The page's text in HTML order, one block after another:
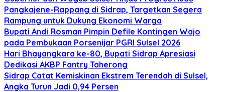
Pangkajene-Rappang di Sidrap, Targetkan Segera
Rampung untuk Dukung Ekonomi Warga
Bupati Andi Rosman Pimpin Defile Kontingen Wajo
pada Pembukaan Porsenijar PGRI Sulsel 2026
Hari Bhayangkara ke-80, Bupati Sidrap Apresiasi
Dedikasi AKBP Fantry Taherong
Sidrap Catat Kemiskinan Ekstrem Terendah di Sulsel,
Angka Turun Jadi 0,94 Persen